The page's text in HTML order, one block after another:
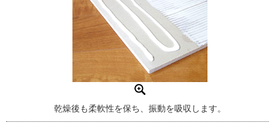
乾燥後も柔軟性を保ち、振動を吸収します。